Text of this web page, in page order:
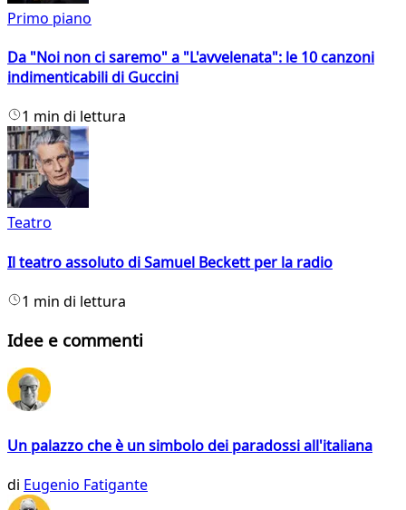
Primo piano
Da "Noi non ci saremo" a "L'avvelenata": le 10 canzoni
indimenticabili di Guccini
1 min di lettura
Teatro
Il teatro assoluto di Samuel Beckett per la radio
1 min di lettura
Idee e commenti
Un palazzo che è un simbolo dei paradossi all'italiana
di Eugenio Fatigante